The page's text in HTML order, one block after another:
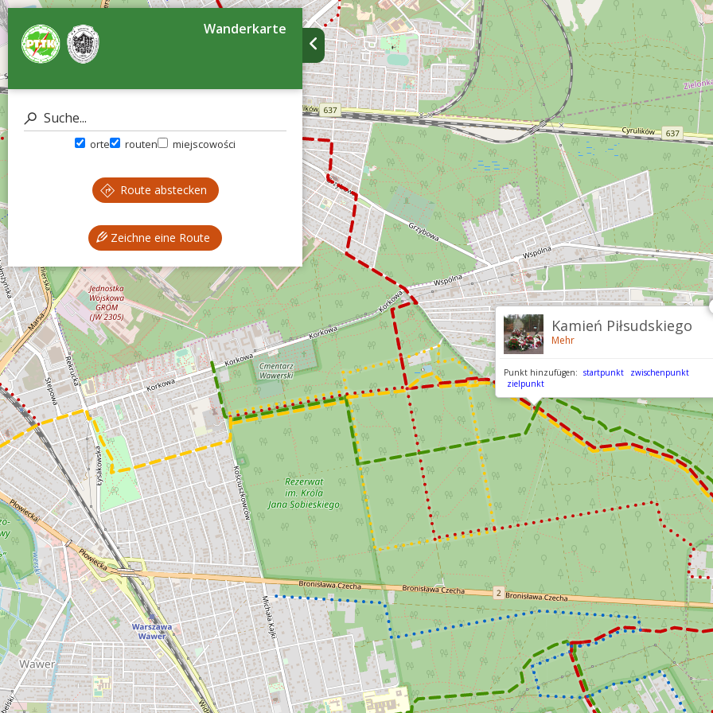
Wanderkarte
orte routen miejscowości
Route abstecken
Zeichne eine Route
Kamień Piłsudskiego
Mehr
Punkt hinzufügen: startpunkt
zwischenpunkt
zielpunkt